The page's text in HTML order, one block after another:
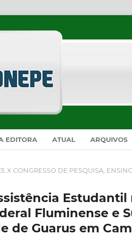
EDITORA ATUAL ARQUIVOS
X CONGRESSO DE PESQUISA,
Fluminense e
de Guarus em